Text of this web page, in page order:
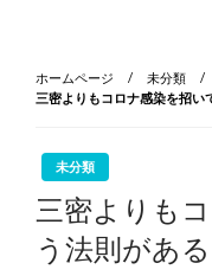
ホームページ
未分類
三密よりもコロナ感染を招い
未分類
三密よりも
う法則がある